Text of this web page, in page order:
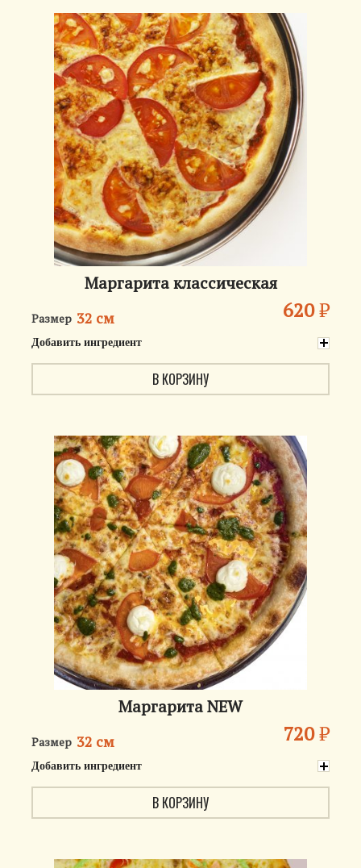
Маргарита классическая
Размер 32 см 620₽
Добавить ингредиент
В КОРЗИНУ
Маргарита NEW
Размер 32 см 720₽
Добавить ингредиент
В КОРЗИНУ